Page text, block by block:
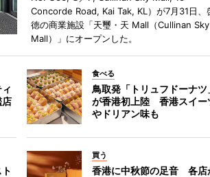
Concorde Road, Kai Tak, KL）が7月31日、
徳の商業施設「天璽・天 Mall（Cullinan Sky
Mall）」にオープンした。
食べる
鳥取発「トリュフドーナツ
が香港初上陸 香港スイー
やドリアン味も
買う
香港に中秋節の足音 各店